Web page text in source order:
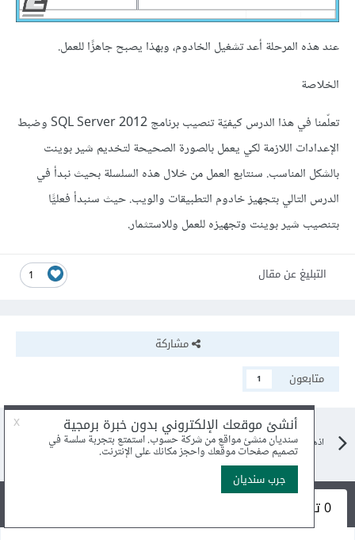
عند هذه المرحلة أعد تشغيل الخادوم، وبهذا يصبح جاهزًا للعمل.
الخلاصة
تعلّمنا في هذا الدرس كيفيّة تنصيب برنامج SQL Server 2012 وضبط
الإعدادات اللازمة لكي يعمل بالصورة الصحيحة لتخديم شير بوينت
بالشكل المناسب. سنتابع العمل من خلال هذه السلسلة بحيث نبدأ في
الدرس التالي بتجهيز خادوم التطبيقات والويب. حيث سنبدأ فعليًّا
بتنصيب شير بوينت وتجهيزه للعمل وللاستثمار.
1 التبليغ عن مقال
مشاركة
متابعون
1
اذهب الى مقالات البرامج والتطبيقات
0 تعليقات